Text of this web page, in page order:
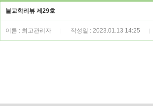
불교학리뷰 제29호
이름 : 최고관리자 작성일 : 2023.01.13 14:25